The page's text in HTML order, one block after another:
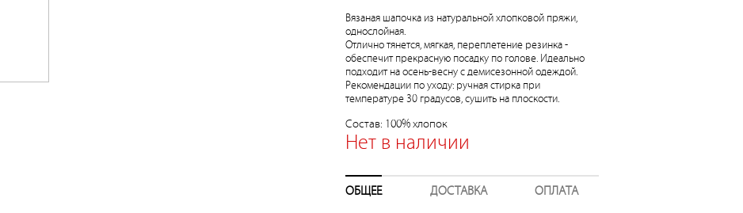
Вязаная шапочка из натуральной хлопковой пряжи,
однослойная.
Отлично тянется, мягкая, переплетение резинка -
обеспечит прекрасную посадку по голове. Идеально
подходит на осень-весну с демисезонной одеждой.
Рекомендации по уходу: ручная стирка при
температуре 30 градусов, сушить на плоскости.
Состав: 100% хлопок
Нет в наличии
ОБЩЕЕ ДОСТАВКА ОПЛАТА